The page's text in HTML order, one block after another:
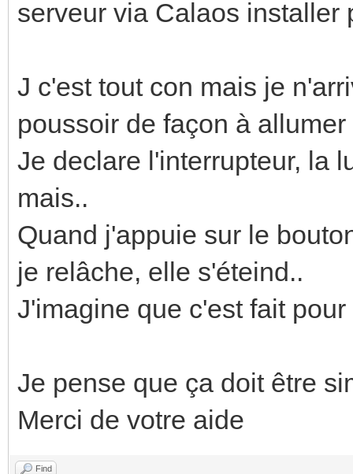
serveur via Calaos installer
J c'est tout con mais je
poussoir de façon à
Je declare l'interrupteur, la
mais..
Quand j'appuie sur le
je relâche, elle s'éteind..
J'imagine que c'est fait
Je pense que ça doit être
Merci de votre aide
Find